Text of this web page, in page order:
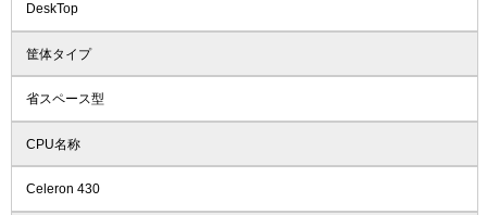
DeskTop
筐体タイプ
省スペース型
CPU名称
Celeron 430